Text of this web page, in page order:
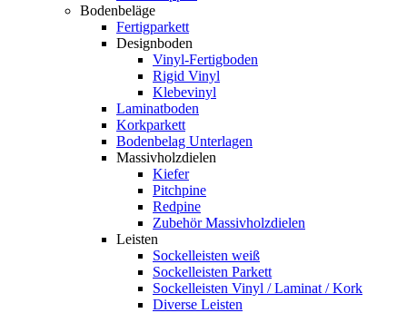
Bodenbeläge
Fertigparkett
Designboden
Vinyl-Fertigboden
Rigid Vinyl
Klebevinyl
Laminatboden
Korkparkett
Bodenbelag Unterlagen
Massivholzdielen
Kiefer
Pitchpine
Redpine
Zubehör Massivholzdielen
Leisten
Sockelleisten weiß
Sockelleisten Parkett
Sockelleisten Vinyl / Laminat / Kork
Diverse Leisten